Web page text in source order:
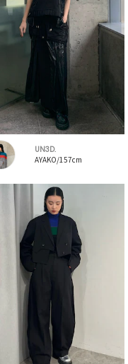
UN3D.
AYAKO/157cm